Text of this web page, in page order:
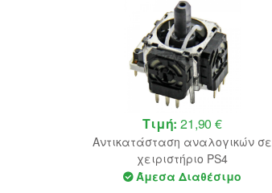
Τιμή:21,90 €
Αντικατάσταση αναλογικών σε
χειριστήριο PS4
Άμεσα Διαθέσιμο